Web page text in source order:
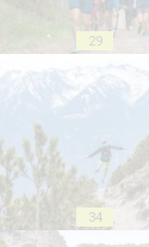
29
34